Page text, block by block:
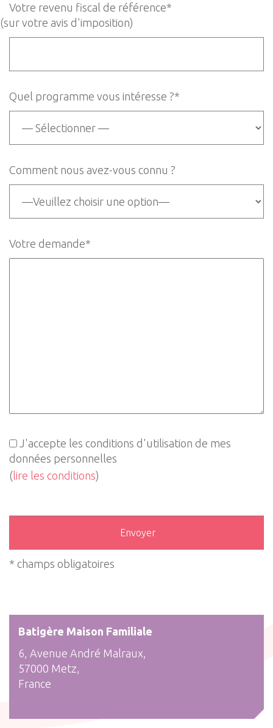
Votre revenu fiscal de référence*
(sur votre avis d'imposition)
Quel programme vous intéresse ?*
Comment nous avez-vous connu ?
Votre demande*
J'accepte les conditions d'utilisation de mes
données personnelles
(lire les conditions)
* champs obligatoires
Batigère Maison Familiale
6, Avenue André Malraux,
57000 Metz,
France